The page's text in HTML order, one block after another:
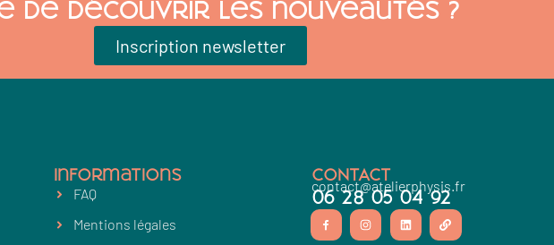
de découvrir les nouveautés ?
Inscription newsletter
Informations
FAQ
Mentions légales
CONTACT
contact@atelierphysis.fr
06 28 05 04 92